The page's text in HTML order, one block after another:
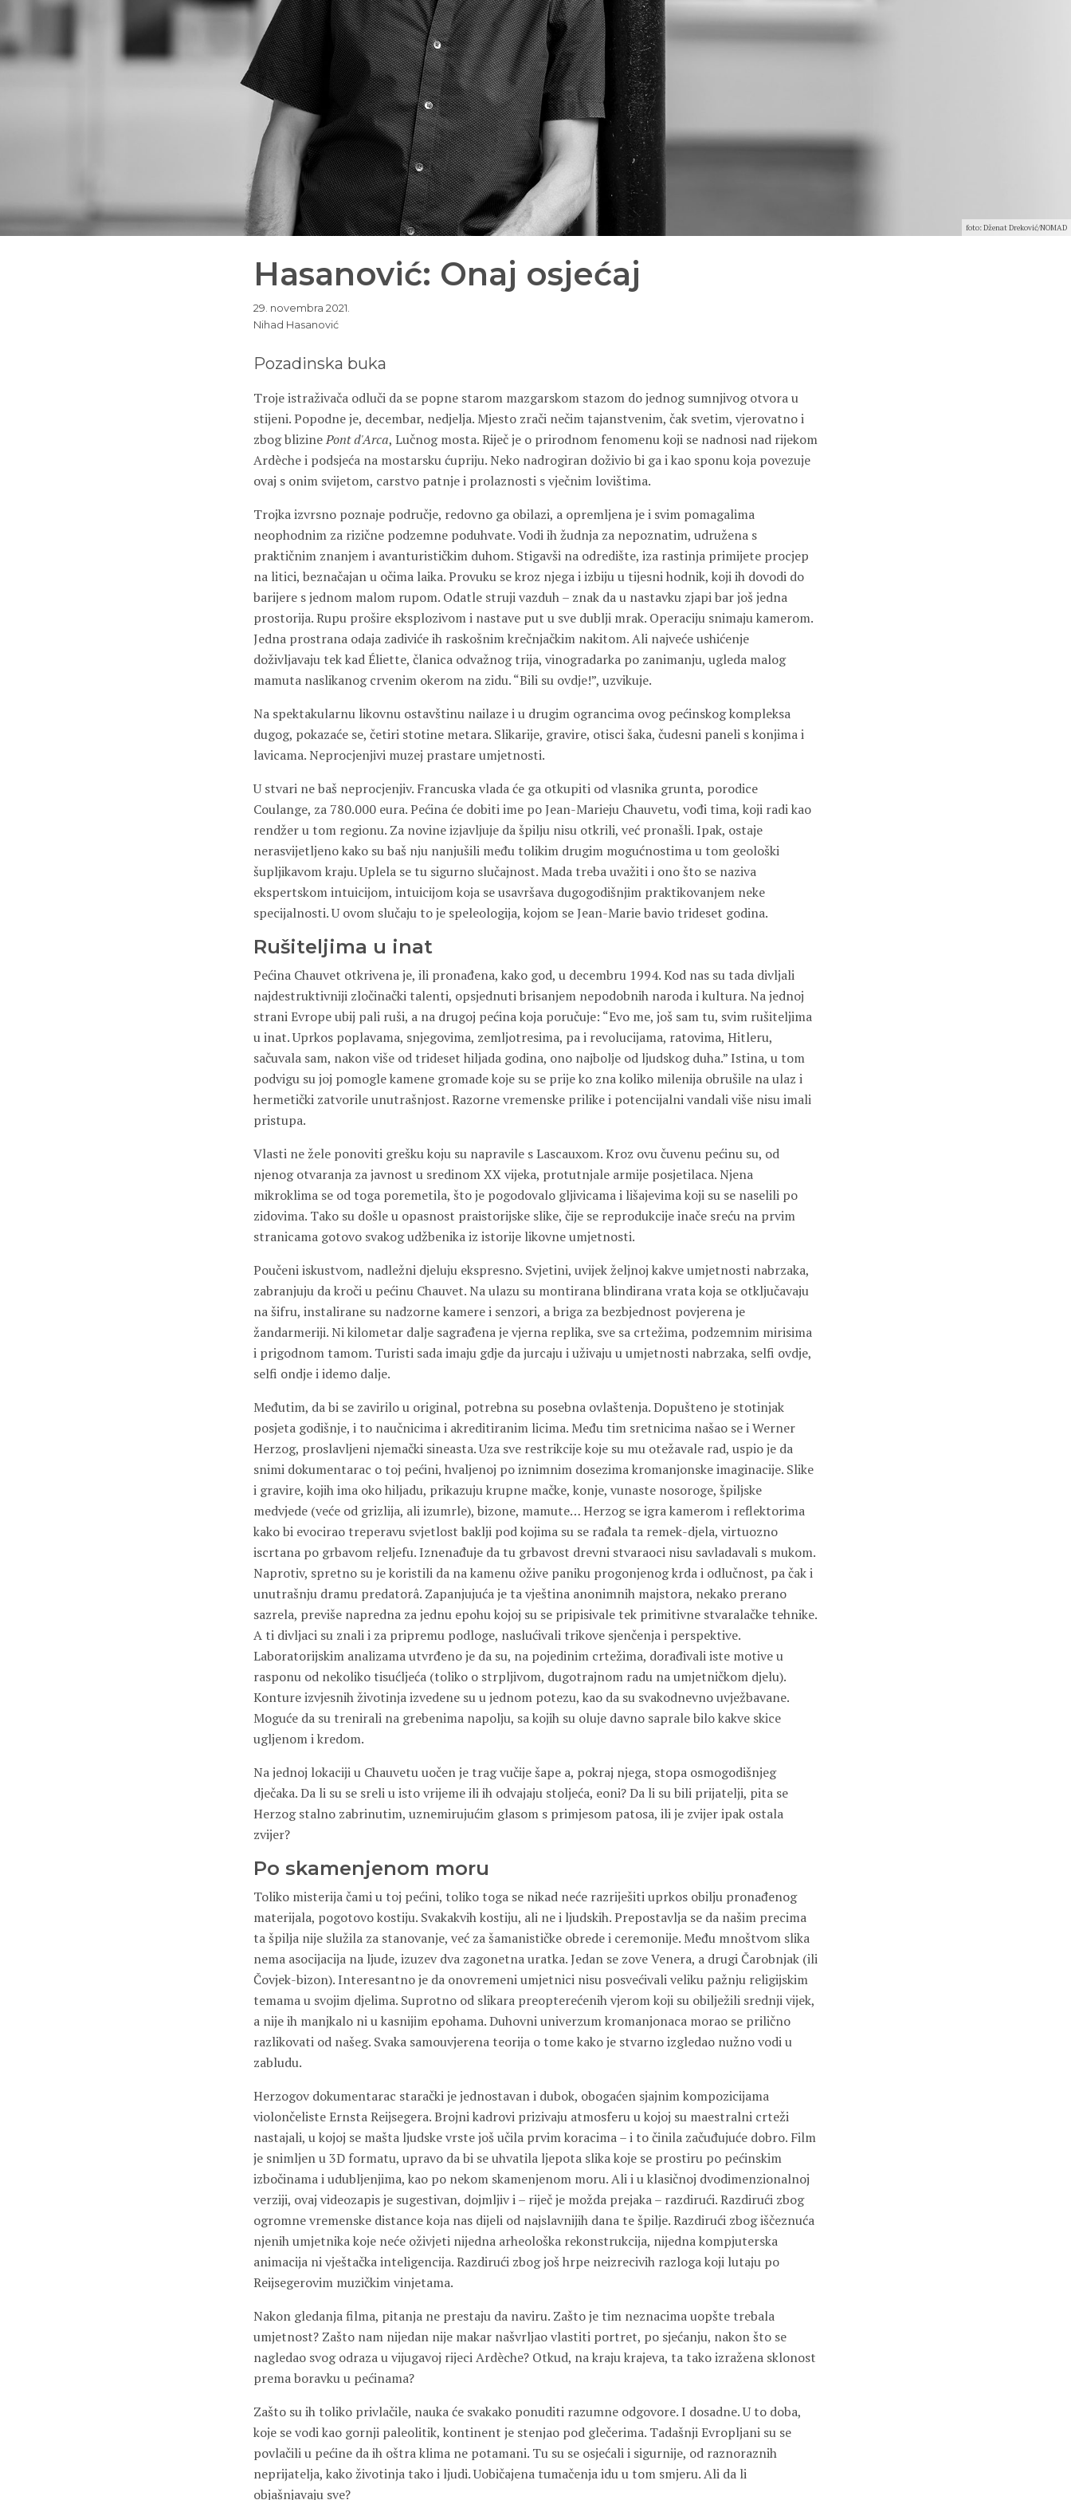
foto: Dženat Dreković/NOMAD
Hasanović: Onaj osjećaj
29. novembra 2021.
Nihad Hasanović
Pozadinska buka
Troje istraživača odluči da se popne starom mazgarskom stazom do jednog sumnjivog otvora u
stijeni. Popodne je, decembar, nedjelja. Mjesto zrači nečim tajanstvenim, čak svetim, vjerovatno i
zbog blizinePont d'Arca, Lučnog mosta. Riječ je o prirodnom fenomenu koji se nadnosi nad rijekom
Ardèche i podsjeća na mostarsku ćupriju. Neko nadrogiran doživio bi ga i kao sponu koja povezuje
ovaj s onim svijetom, carstvo patnje i prolaznosti s vječnim lovištima.
Trojka izvrsno poznaje područje, redovno ga obilazi, a opremljena je i svim pomagalima
neophodnim za rizične podzemne poduhvate. Vodi ih žudnja za nepoznatim, udružena s
praktičnim znanjem i avanturističkim duhom. Stigavši na odredište, iza rastinja primijete procjep
na litici, beznačajan u očima laika. Provuku se kroz njega i izbiju u tijesni hodnik, koji ih dovodi do
barijere s jednom malom rupom. Odatle struji vazduh – znak da u nastavku zjapi bar još jedna
prostorija. Rupu prošire eksplozivom i nastave put u sve dublji mrak. Operaciju snimaju kamerom.
Jedna prostrana odaja zadiviće ih raskošnim krečnjačkim nakitom. Ali najveće ushićenje
doživljavaju tek kad Éliette, članica odvažnog trija, vinogradarka po zanimanju, ugleda malog
mamuta naslikanog crvenim okerom na zidu. “Bili su ovdje!”, uzvikuje.
Na spektakularnu likovnu ostavštinu nailaze i u drugim ograncima ovog pećinskog kompleksa
dugog, pokazaće se, četiri stotine metara. Slikarije, gravire, otisci šaka, čudesni paneli s konjima i
lavicama. Neprocjenjivi muzej prastare umjetnosti.
U stvari ne baš neprocjenjiv. Francuska vlada će ga otkupiti od vlasnika grunta, porodice
Coulange, za 780.000 eura. Pećina će dobiti ime po Jean-Marieju Chauvetu, vođi tima, koji radi kao
rendžer u tom regionu. Za novine izjavljuje da špilju nisu otkrili, već pronašli. Ipak, ostaje
nerasvijetljeno kako su baš nju nanjušili među tolikim drugim mogućnostima u tom geološki
šupljikavom kraju. Uplela se tu sigurno slučajnost. Mada treba uvažiti i ono što se naziva
ekspertskom intuicijom, intuicijom koja se usavršava dugogodišnjim praktikovanjem neke
specijalnosti. U ovom slučaju to je speleologija, kojom se Jean-Marie bavio trideset godina.
Rušiteljima u inat
Pećina Chauvet otkrivena je, ili pronađena, kako god, u decembru 1994. Kod nas su tada divljali
najdestruktivniji zločinački talenti, opsjednuti brisanjem nepodobnih naroda i kultura. Na jednoj
strani Evrope ubij pali ruši, a na drugoj pećina koja poručuje: “Evo me, još sam tu, svim rušiteljima
u inat. Uprkos poplavama, snjegovima, zemljotresima, pa i revolucijama, ratovima, Hitleru,
sačuvala sam, nakon više od trideset hiljada godina, ono najbolje od ljudskog duha.” Istina, u tom
podvigu su joj pomogle kamene gromade koje su se prije ko zna koliko milenija obrušile na ulaz i
hermetički zatvorile unutrašnjost. Razorne vremenske prilike i potencijalni vandali više nisu imali
pristupa.
Vlasti ne žele ponoviti grešku koju su napravile s Lascauxom. Kroz ovu čuvenu pećinu su, od
njenog otvaranja za javnost u sredinom XX vijeka, protutnjale armije posjetilaca. Njena
mikroklima se od toga poremetila, što je pogodovalo gljivicama i lišajevima koji su se naselili po
zidovima. Tako su došle u opasnost praistorijske slike, čije se reprodukcije inače sreću na prvim
stranicama gotovo svakog udžbenika iz istorije likovne umjetnosti.
Poučeni iskustvom, nadležni djeluju ekspresno. Svjetini, uvijek željnoj kakve umjetnosti nabrzaka,
zabranjuju da kroči u pećinu Chauvet. Na ulazu su montirana blindirana vrata koja se otključavaju
na šifru, instalirane su nadzorne kamere i senzori, a briga za bezbjednost povjerena je
žandarmeriji. Ni kilometar dalje sagrađena je vjerna replika, sve sa crtežima, podzemnim mirisima
i prigodnom tamom. Turisti sada imaju gdje da jurcaju i uživaju u umjetnosti nabrzaka, selfi ovdje,
selfi ondje i idemo dalje.
Međutim, da bi se zavirilo u original, potrebna su posebna ovlaštenja. Dopušteno je stotinjak
posjeta godišnje, i to naučnicima i akreditiranim licima. Među tim sretnicima našao se i Werner
Herzog, proslavljeni njemački sineasta. Uza sve restrikcije koje su mu otežavale rad, uspio je da
snimi dokumentarac o toj pećini, hvaljenoj po iznimnim dosezima kromanjonske imaginacije. Slike
i gravire, kojih ima oko hiljadu, prikazuju krupne mačke, konje, vunaste nosoroge, špiljske
medvjede (veće od grizlija, ali izumrle), bizone, mamute… Herzog se igra kamerom i reflektorima
kako bi evocirao treperavu svjetlost baklji pod kojima su se rađala ta remek-djela, virtuozno
iscrtana po grbavom reljefu. Iznenađuje da tu grbavost drevni stvaraoci nisu savladavali s mukom.
Naprotiv, spretno su je koristili da na kamenu ožive paniku progonjenog krda i odlučnost, pa čak i
unutrašnju dramu predatorâ. Zapanjujuća je ta vještina anonimnih majstora, nekako prerano
sazrela, previše napredna za jednu epohu kojoj su se pripisivale tek primitivne stvaralačke tehnike.
A ti divljaci su znali i za pripremu podloge, naslućivali trikove sjenčenja i perspektive.
Laboratorijskim analizama utvrđeno je da su, na pojedinim crtežima, dorađivali iste motive u
rasponu od nekoliko tisućljeća (toliko o strpljivom, dugotrajnom radu na umjetničkom djelu).
Konture izvjesnih životinja izvedene su u jednom potezu, kao da su svakodnevno uvježbavane.
Moguće da su trenirali na grebenima napolju, sa kojih su oluje davno saprale bilo kakve skice
ugljenom i kredom.
Na jednoj lokaciji u Chauvetu uočen je trag vučije šape a, pokraj njega, stopa osmogodišnjeg
dječaka. Da li su se sreli u isto vrijeme ili ih odvajaju stoljeća, eoni? Da li su bili prijatelji, pita se
Herzog stalno zabrinutim, uznemirujućim glasom s primjesom patosa, ili je zvijer ipak ostala
zvijer?
Po skamenjenom moru
Toliko misterija čami u toj pećini, toliko toga se nikad neće razriješiti uprkos obilju pronađenog
materijala, pogotovo kostiju. Svakakvih kostiju, ali ne i ljudskih. Prepostavlja se da našim precima
ta špilja nije služila za stanovanje, već za šamanističke obrede i ceremonije. Među mnoštvom slika
nema asocijacija na ljude, izuzev dva zagonetna uratka. Jedan se zove Venera, a drugi Čarobnjak (ili
Čovjek-bizon). Interesantno je da onovremeni umjetnici nisu posvećivali veliku pažnju religijskim
temama u svojim djelima. Suprotno od slikara preopterećenih vjerom koji su obilježili srednji vijek,
a nije ih manjkalo ni u kasnijim epohama. Duhovni univerzum kromanjonaca morao se prilično
razlikovati od našeg. Svaka samouvjerena teorija o tome kako je stvarno izgledao nužno vodi u
zabludu.
Herzogov dokumentarac starački je jednostavan i dubok, obogaćen sjajnim kompozicijama
violončeliste Ernsta Reijsegera. Brojni kadrovi prizivaju atmosferu u kojoj su maestralni crteži
nastajali, u kojoj se mašta ljudske vrste još učila prvim koracima – i to činila začuđujuće dobro. Film
je snimljen u 3D formatu, upravo da bi se uhvatila ljepota slika koje se prostiru po pećinskim
izbočinama i udubljenjima, kao po nekom skamenjenom moru. Ali i u klasičnoj dvodimenzionalnoj
verziji, ovaj videozapis je sugestivan, dojmljiv i – riječ je možda prejaka – razdirući. Razdirući zbog
ogromne vremenske distance koja nas dijeli od najslavnijih dana te špilje. Razdirući zbog iščeznuća
njenih umjetnika koje neće oživjeti nijedna arheološka rekonstrukcija, nijedna kompjuterska
animacija ni vještačka inteligencija. Razdirući zbog još hrpe neizrecivih razloga koji lutaju po
Reijsegerovim muzičkim vinjetama.
Nakon gledanja filma, pitanja ne prestaju da naviru. Zašto je tim neznacima uopšte trebala
umjetnost? Zašto nam nijedan nije makar našvrljao vlastiti portret, po sjećanju, nakon što se
nagledao svog odraza u vijugavoj rijeci Ardèche? Otkud, na kraju krajeva, ta tako izražena sklonost
prema boravku u pećinama?
Zašto su ih toliko privlačile, nauka će svakako ponuditi razumne odgovore. I dosadne. U to doba,
koje se vodi kao gornji paleolitik, kontinent je stenjao pod glečerima. Tadašnji Evropljani su se
povlačili u pećine da ih oštra klima ne potamani. Tu su se osjećali i sigurnije, od raznoraznih
neprijatelja, kako životinja tako i ljudi. Uobičajena tumačenja idu u tom smjeru. Ali da li
objašnjavaju sve?